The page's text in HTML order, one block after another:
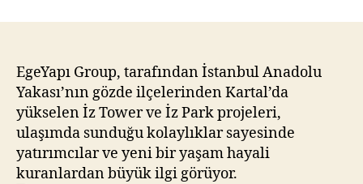
Yükseliyor!
EgeYapı Group, tarafından İstanbul Anadolu
Yakası’nın gözde ilçelerinden Kartal’da
yükselen İz Tower ve İz Park projeleri,
ulaşımda sunduğu kolaylıklar sayesinde
yatırımcılar ve yeni bir yaşam hayali
kuranlardan büyük ilgi görüyor.